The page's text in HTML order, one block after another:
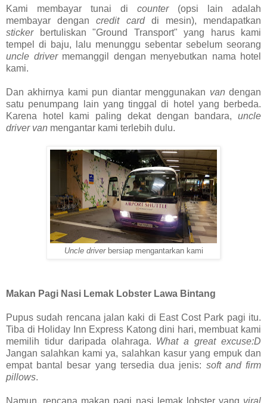
Kami membayar tunai di counter (opsi lain adalah
membayar dengan credit card di mesin), mendapatkan
sticker
bertuliskan "Ground Transport" yang harus kami
tempel di baju, lalu menunggu sebentar sebelum seorang
uncle drivermemanggil dengan menyebutkan nama hotel
kami.
Dan akhirnya kami pun diantar menggunakan van dengan
satu penumpang lain yang tinggal di hotel yang berbeda.
Karena hotel kami paling dekat dengan bandara, uncle
driver van mengantar kami terlebih dulu.
Uncle driverbersiap mengantarkan kami
Makan Pagi Nasi Lemak Lobster Lawa Bintang
Pupus sudah rencana jalan kaki di East Cost Park pagi itu.
Tiba di Holiday Inn Express Katong dini hari, membuat kami
memilih tidur daripada olahraga. What a great excuse:D
Jangan salahkan kami ya, salahkan kasur yang empuk dan
empat bantal besar yang tersedia dua jenis: soft and firm
pillows.